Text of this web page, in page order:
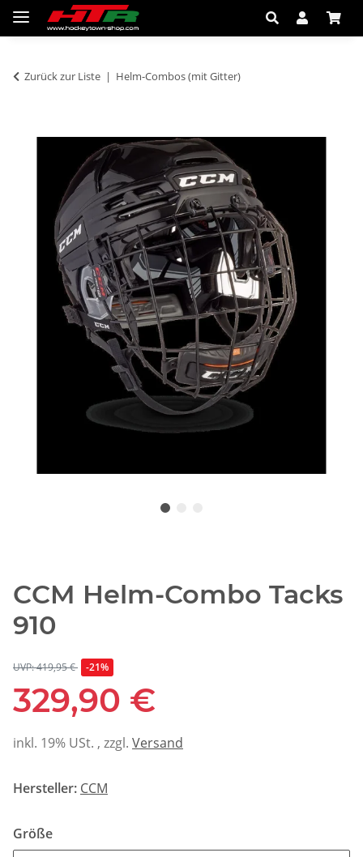
Zurück zur Liste Helm-Combos (mit Gitter)
CCM Helm-Combo Tacks
910
UVP: 419,95 € -21%
329,90 €
inkl. 19% USt. , zzgl. Versand
Hersteller: CCM
Größe